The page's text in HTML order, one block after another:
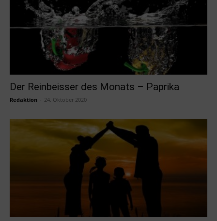
Der Reinbeisser des Monats – Paprika
Redaktion 24. Oktober 2020